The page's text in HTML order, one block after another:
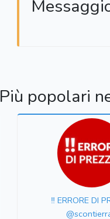
Più popolari
‼️ ERRORE DI